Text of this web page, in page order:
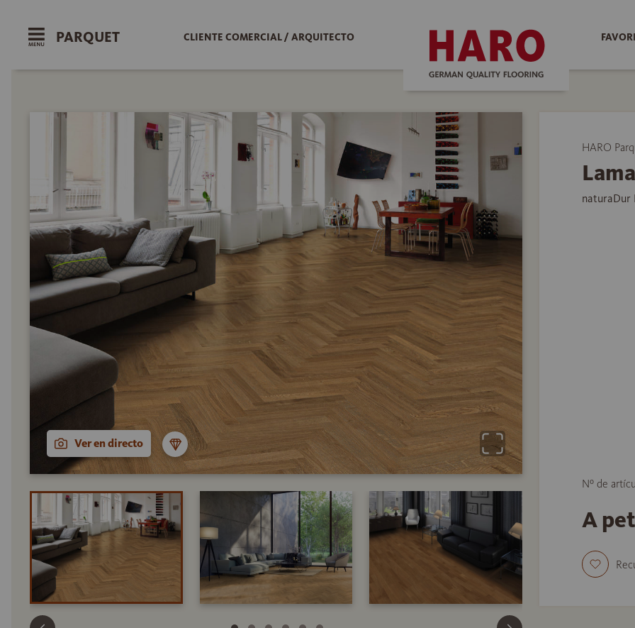
PARQUET CLIENTE COMERCIAL / ARQUITECTO
Ver en directo
HARO
naturaDur
Nº de
A